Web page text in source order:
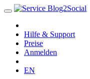
Hilfe & Support
Preise
Anmelden
EN